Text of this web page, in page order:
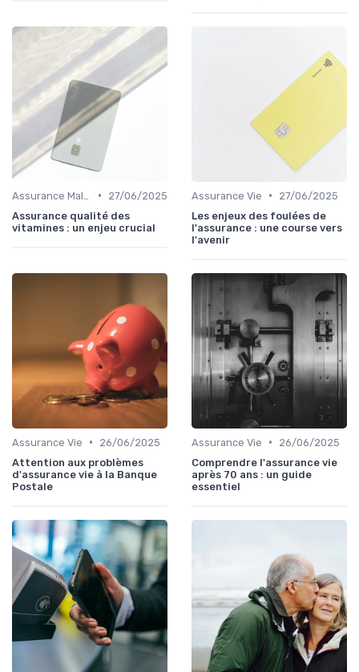
•
27/06/2025
Assurance qualité des
vitamines : un enjeu crucial
Assurance Vie •
27/06/2025
Les enjeux des foulées de
l'assurance : une course vers
l'avenir
Assurance Vie •
26/06/2025
Attention aux problèmes
d'assurance vie à la Banque
Postale
Assurance Vie •
26/06/2025
Comprendre l'assurance vie
après 70 ans : un guide
essentiel